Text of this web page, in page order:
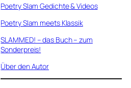
Poetry Slam Gedichte & Videos
Poetry Slam meets Klassik
SLAMMED! – das Buch – zum
Sonderpreis!
Über den Autor